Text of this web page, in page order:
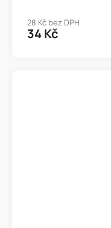
28 Kč bez DPH
34 Kč